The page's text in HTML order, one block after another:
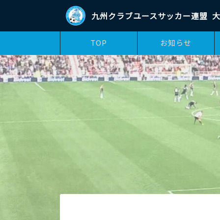
九州クラブユースサッカー連盟
TOP お知らせ